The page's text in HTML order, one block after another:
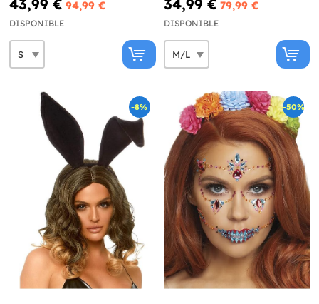
43,99 € 94,99 €
DISPONIBLE
34,99 € 79,99 €
DISPONIBLE
-8% -50%